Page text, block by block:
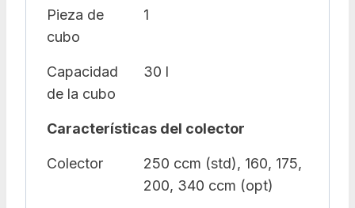
Pieza de
cubo
1
Capacidad
de la cubo
30 l
Características del colector
Colector
250 ccm (std), 160, 175,
200, 340 ccm (opt)